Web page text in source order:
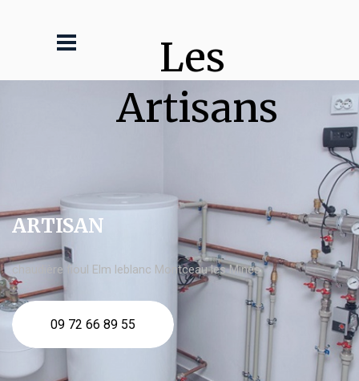
Les
Artisans
ARTISAN
chaudière fioul Elm leblanc Montceau les Mines
09 72 66 89 55